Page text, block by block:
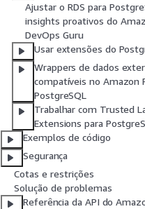
Ajustar o RDS para
insights proativos do
DevOps Guru
Usar extensões do
Wrappers de dados
compatíveis no Amazon
PostgreSQL
Trabalhar com Trusted
Extensions para
Exemplos de código
Segurança
Cotas e restrições
Solução de problemas
Referência da API do